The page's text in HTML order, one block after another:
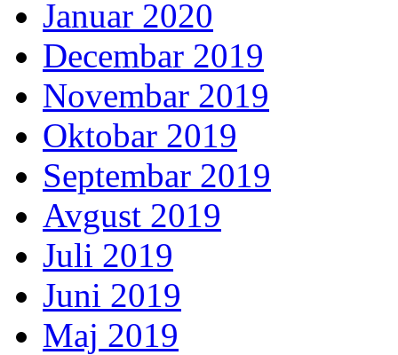
Januar 2020
Decembar 2019
Novembar 2019
Oktobar 2019
Septembar 2019
Avgust 2019
Juli 2019
Juni 2019
Maj 2019